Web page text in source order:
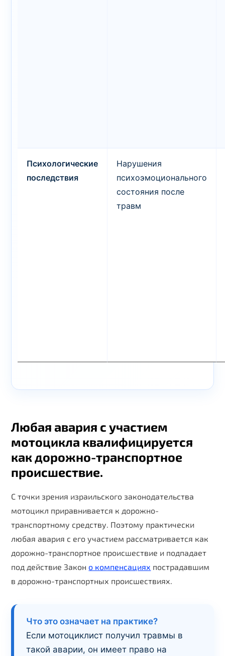
Психологические
последствия
Нарушения
психоэмоционального
состояния после
травм
Любая авария с участием
мотоцикла квалифицируется
как дорожно-транспортное
происшествие.
С точки зрения израильского законодательства
мотоцикл приравнивается к дорожно-
транспортному средству. Поэтому практически
любая авария с его участием рассматривается как
дорожно-транспортное происшествие и подпадает
под действие Закон о компенсациях пострадавшим
в дорожно-транспортных происшествиях.
Что это означает на практике?
Если мотоциклист получил травмы в
такой аварии, он имеет право на